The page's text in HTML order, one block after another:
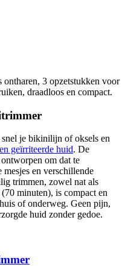
3 opzetstukken voor
draadloos en compact.
je bikinilijn of oksels en
geïrriteerde huid. De
om dat te
en verschillende
trimmen, zowel nat als
minuten), is compact en
of onderweg. Geen pijn,
huid zonder gedoe.